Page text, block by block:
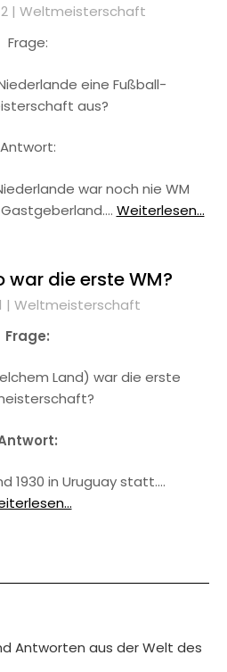
| Weltmeisterschaft
Frage:
eine Fußball-
aus?
Antwort:
war noch nie WM
Weiterlesen...
war die erste WM?
| Weltmeisterschaft
Frage:
Land) war die erste
1930 in Uruguay statt.…
Antworten aus der Welt des